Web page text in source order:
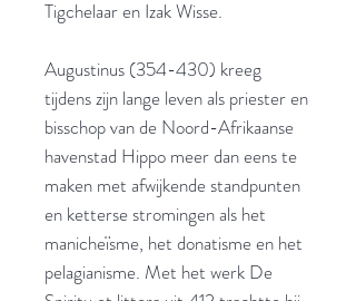
Tigchelaar en Izak Wisse.
Augustinus (354-430) kreeg
tijdens zijn lange leven als priester en
bisschop van de Noord-Afrikaanse
havenstad Hippo meer dan eens te
maken met afwijkende standpunten
en ketterse stromingen als het
manicheïsme, het donatisme en het
pelagianisme. Met het werk De